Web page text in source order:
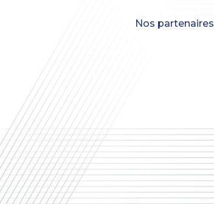
Nos partenaires